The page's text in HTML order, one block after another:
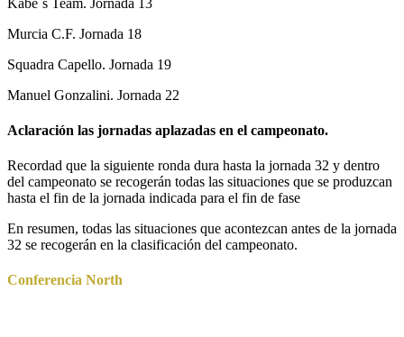
Murcia C.F. Jornada 18
Squadra Capello. Jornada 19
Manuel Gonzalini. Jornada 22
Aclaración las jornadas aplazadas en el campeonato.
Recordad que la siguiente ronda dura hasta la jornada 32 y dentro
del campeonato se recogerán todas las situaciones que se produzcan
hasta el fin de la jornada indicada para el fin de fase
En resumen, todas las situaciones que acontezcan antes de la jornada
32 se recogerán en la clasificación del campeonato.
Conferencia North